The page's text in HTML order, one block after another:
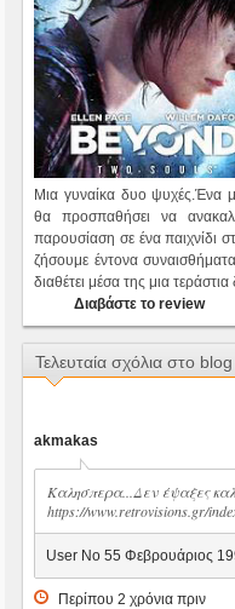
Μια γυναίκα δυο ψυχές.Ένα
θα προσπαθήσει να
παρουσίαση σε ένα παιχνίδι
ζήσουμε έντονα
διαθέτει μέσα της μια
Διαβάστε το review
Τελευταία σχόλια στο blog
akmakas
Καλησπερα...Δεν έψαξες
https://www.retrovisions.gr/
User No 55 Φεβρουάριος
Περίπου 2 χρόνια πριν